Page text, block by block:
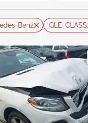
Benz GLE-CLASS